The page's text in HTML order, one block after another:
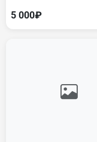
5 000₽